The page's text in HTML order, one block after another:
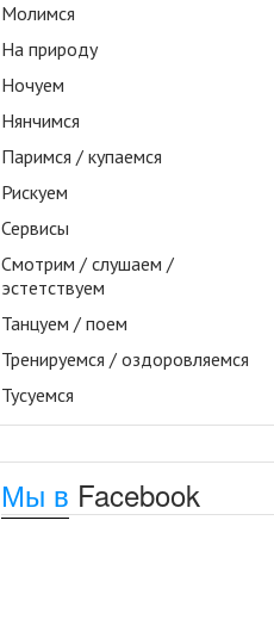
Молимся
На природу
Ночуем
Нянчимся
Паримся / купаемся
Рискуем
Сервисы
Смотрим / слушаем /
эстетствуем
Танцуем / поем
Тренируемся / оздоровляемся
Тусуемся
Мы в Facebook